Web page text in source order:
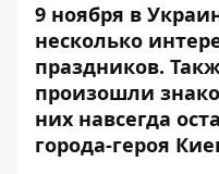
9 ноября в
несколько
праздников.
произошли
них навсегда
города-героя